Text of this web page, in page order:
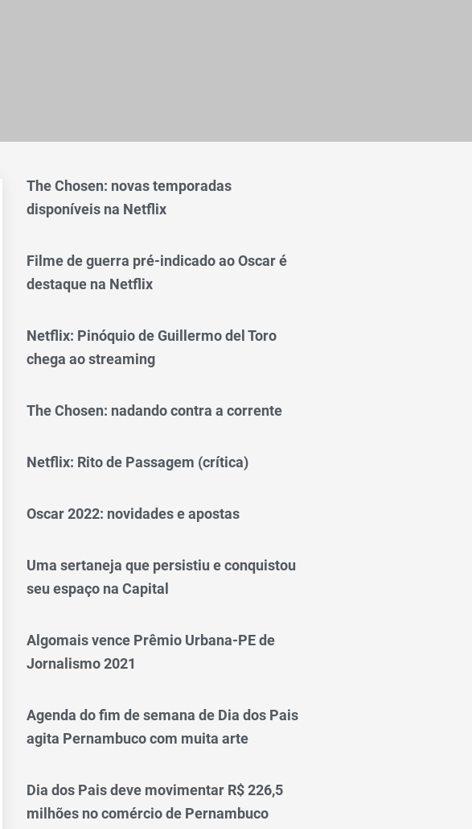
The Chosen: novas temporadas
disponíveis na Netflix
Filme de guerra pré-indicado ao Oscar é
destaque na Netflix
Netflix: Pinóquio de Guillermo del Toro
chega ao streaming
The Chosen: nadando contra a corrente
Netflix: Rito de Passagem (crítica)
Oscar 2022: novidades e apostas
Uma sertaneja que persistiu e conquistou
seu espaço na Capital
Algomais vence Prêmio Urbana-PE de
Jornalismo 2021
Agenda do fim de semana de Dia dos Pais
agita Pernambuco com muita arte
Dia dos Pais deve movimentar R$ 226,5
milhões no comércio de Pernambuco